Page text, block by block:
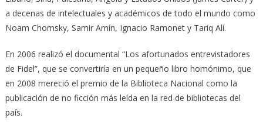
a decenas de intelectuales y académicos de todo el mundo como
Noam Chomsky, Samir Amín, Ignacio Ramonet y Tariq Alí.
En 2006 realizó el documental “Los afortunados entrevistadores
de Fidel”, que se convertiría en un pequeño libro homónimo, que
en 2008 mereció el premio de la Biblioteca Nacional como la
publicación de no ficción más leída en la red de bibliotecas del
país.